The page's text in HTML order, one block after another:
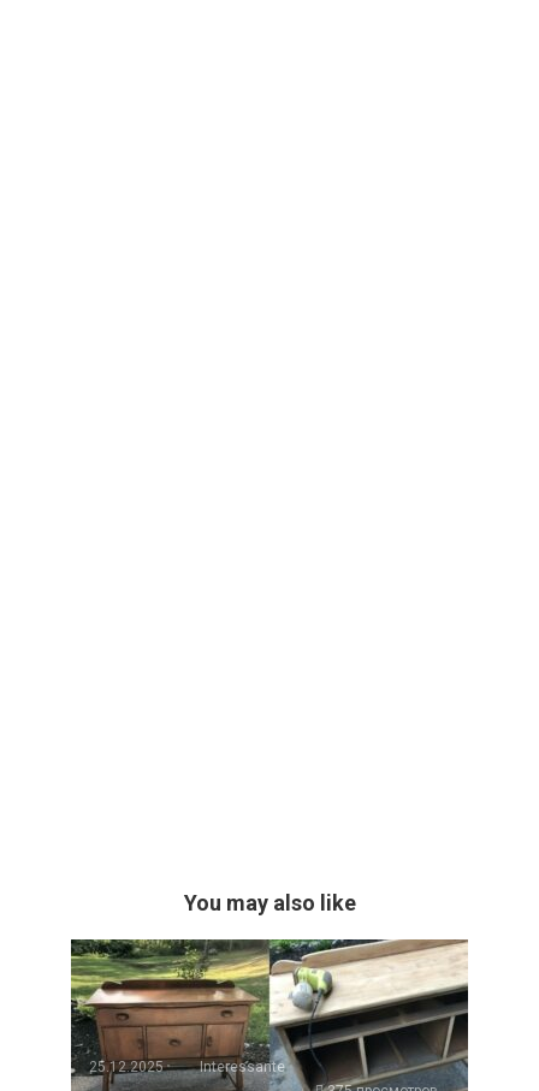
You may also like
25.12.2025
Interessante